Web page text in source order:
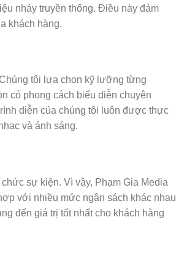
nhảy truyền thống. Điều này đảm
khách hàng.
tôi lựa chọn kỹ lưỡng từng
có phong cách biểu diễn chuyên
diễn của chúng tôi luôn được thực
và ánh sáng.
sự kiện. Vì vậy, Phạm Gia Media
với nhiều mức ngân sách khác nhau
đến giá trị tốt nhất cho khách hàng